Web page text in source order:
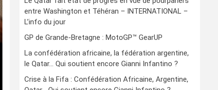
entre Washington et Téhéran – INTERNATIONAL –
L’info du jour
GP de Grande-Bretagne : MotoGP™ GearUP
La confédération africaine, la fédération argentine,
le Qatar… Qui soutient encore Gianni Infantino ?
Crise à la Fifa : Confédération Africaine, Argentine,